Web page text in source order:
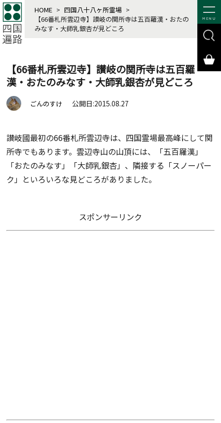
MENU
HOME > 四国八十八ヶ所霊場 >
【66番札所雲辺寺】讃岐の関所寺は五百羅漢・おたの
みなす・大師乳銀杏が見どころ
【66番札所雲辺寺】讃岐の関所寺は五百羅
漢・おたのみなす・大師乳銀杏が見どころ
ごんのすけ 公開日:2015.08.27
讃岐國最初の66番札所雲辺寺は、四国霊場最高峰にして関
所寺でもあります。雲辺寺山の山頂には、「五百羅漢」
「おたのみなす」「大師乳銀杏」、隣接する「スノーパー
ク」といろいろな見どころがありました。
スポンサーリンク